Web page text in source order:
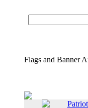
Flags and Banner